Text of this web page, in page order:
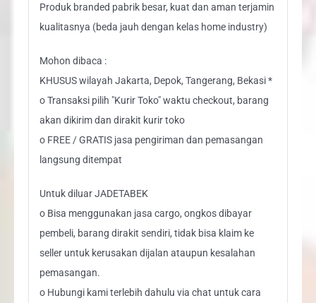
Produk branded pabrik besar, kuat dan aman terjamin
kualitasnya (beda jauh dengan kelas home industry)
Mohon dibaca :
KHUSUS wilayah Jakarta, Depok, Tangerang, Bekasi *
o Transaksi pilih "Kurir Toko" waktu checkout, barang
akan dikirim dan dirakit kurir toko
o FREE / GRATIS jasa pengiriman dan pemasangan
langsung ditempat
Untuk diluar JADETABEK
o Bisa menggunakan jasa cargo, ongkos dibayar
pembeli, barang dirakit sendiri, tidak bisa klaim ke
seller untuk kerusakan dijalan ataupun kesalahan
pemasangan.
o Hubungi kami terlebih dahulu via chat untuk cara